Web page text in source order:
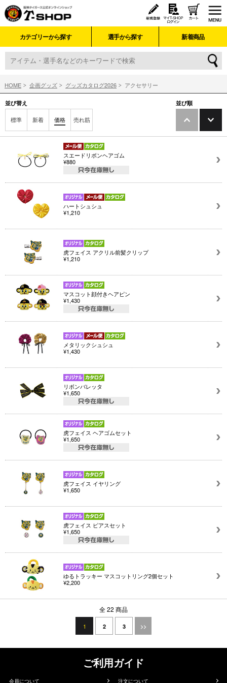
カテゴリーから探す 選手から探す 新着商品
HOME 企画グッズ グッズカタログ2026 アクセサリー
並び替え
標準 新着 価格 売れ筋
並び順
スエードリボンヘアゴム
¥880
ハートシュシュ
¥1,210
虎フェイス アクリル前髪クリップ
¥1,210
マスコット顔付きヘアピン
¥1,430
メタリックシュシュ
¥1,430
リボンバレッタ
¥1,650
虎フェイス ヘアゴムセット
¥1,650
虎フェイス イヤリング
¥1,650
虎フェイス ピアスセット
¥1,650
ゆるトラッキー マスコットリング2個セット
¥2,200
全 22 商品
1 2 3 >>
ご利用ガイド
会員について 注文について